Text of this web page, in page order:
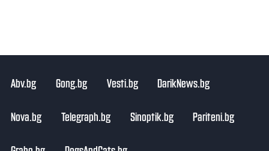
Abv.bg Gong.bg Vesti.bg DarikNews.bg
Nova.bg Telegraph.bg Sinoptik.bg Pariteni.bg